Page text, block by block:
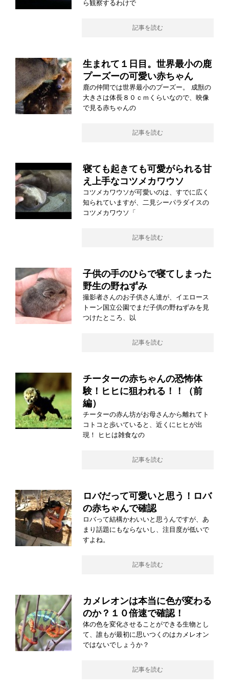
ら観察するわけで
記事を読む
生まれて１日目。世界最小の鹿
プーズーの可愛い赤ちゃん
鹿の仲間では世界最小のプーズー。 成獣の
大きさは体長８０ｃｍくらいなので、映像
で見る赤ちゃんの
記事を読む
寝ても起きても可愛がられる甘
え上手なコツメカワウソ
コツメカワウソが可愛いのは、すでに広く
知られていますが、二見シーパラダイスの
コツメカワウソ「
記事を読む
子供の手のひらで寝てしまった
野生の野ねずみ
撮影者さんのお子供さん達が、イエロース
トーン国立公園でまだ子供の野ねずみを見
つけたところ、以
記事を読む
チーターの赤ちゃんの恐怖体
験！ヒヒに狙われる！！（前
編）
チーターの赤ん坊がお母さんから離れてト
コトコと歩いていると、近くにヒヒが出
現！ ヒヒは雑食なの
記事を読む
ロバだって可愛いと思う！ロバ
の赤ちゃんで確認
ロバって結構かわいいと思うんですが、あ
まり話題にもならないし、注目度が低いで
すよね。
記事を読む
カメレオンは本当に色が変わる
のか？１０倍速で確認！
体の色を変化させることができる生物とし
て、誰もが最初に思いつくのはカメレオン
ではないでしょうか？
記事を読む